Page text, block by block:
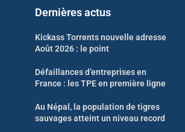
Dernières actus
Kickass Torrents nouvelle adresse
Août 2026 : le point
Défaillances d’entreprises en
France : les TPE en première ligne
Au Népal, la population de tigres
sauvages atteint un niveau record